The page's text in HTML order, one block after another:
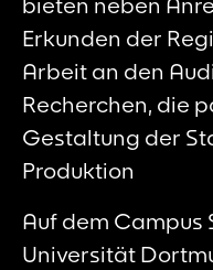
Erkunden der
Arbeit an den
Recherchen, die
Gestaltung der
Produktion
Auf dem Campus
Universität